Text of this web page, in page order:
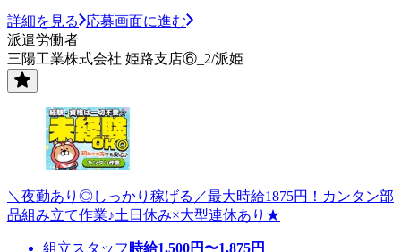
詳細を見る
応募画面に進む
派遣労働者
三陽工業株式会社 姫路支店⑥_2/派姫
＼夜勤あり◎しっかり稼げる／最大時給1875円！カンタン部
品組み立て作業♪土日休み×大型連休あり★
組立スタッフ 時給1,500円〜1,875円